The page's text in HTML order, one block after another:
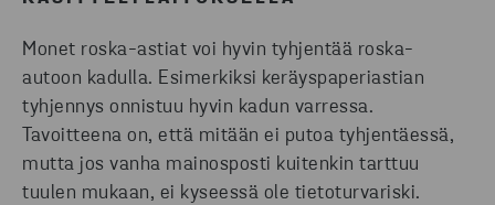
Monet roska-astiat voi hyvin tyhjentää roska-
autoon kadulla. Esimerkiksi keräyspaperiastian
tyhjennys onnistuu hyvin kadun varressa.
Tavoitteena on, että mitään ei putoa tyhjentäessä,
mutta jos vanha mainosposti kuitenkin tarttuu
tuulen mukaan, ei kyseessä ole tietoturvariski.